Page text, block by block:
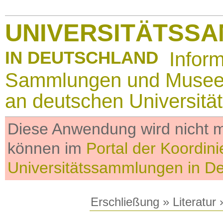
IN DEUTSCHLAND
Sammlungen und
an deutschen
Diese Anwendung wird nicht
können im Portal der
Universitätssammlungen in
Erschließung » Literatur